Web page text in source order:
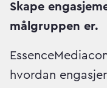
Skape
målgruppen er.
hvordan